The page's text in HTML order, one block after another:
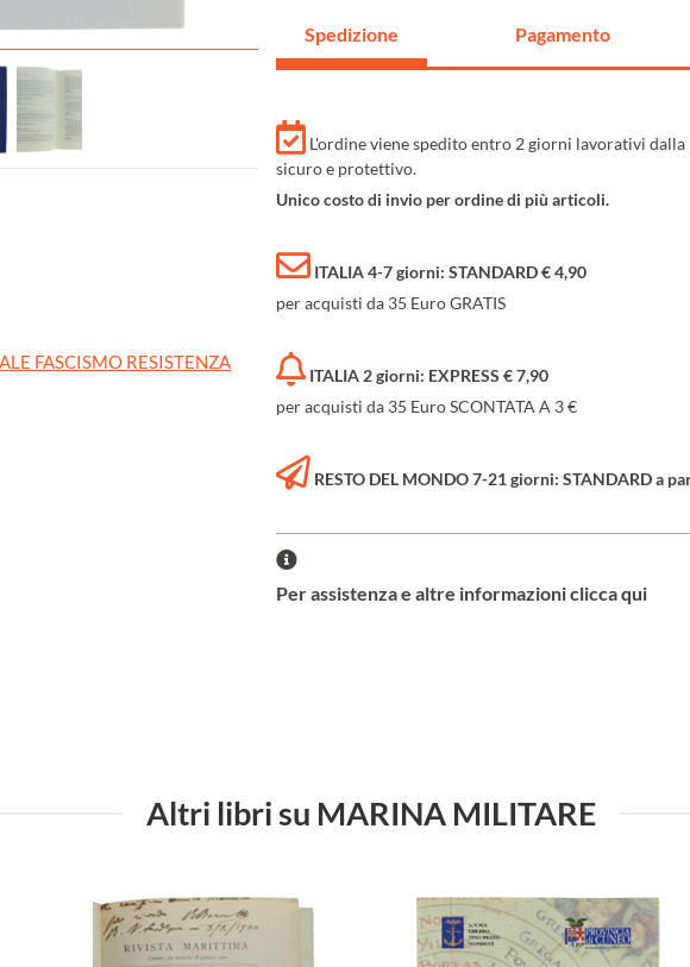
FASCISMO RESISTENZA
Spedizione Pagamento
L'ordine viene spedito entro 2 giorni lavorativi
sicuro e protettivo.
Unico costo di invio per ordine di più articoli.
ITALIA 4-7 giorni: STANDARD € 4,90
per acquisti da 35 Euro GRATIS
ITALIA 2 giorni: EXPRESS € 7,90
per acquisti da 35 Euro SCONTATA A 3 €
RESTO DEL MONDO 7-21 giorni: STANDARD a
Per assistenza e altre informazioni clicca qui
Altri libri su MARINA MILITARE